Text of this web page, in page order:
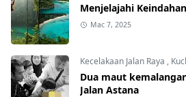
Menjelajahi
Mac 7, 2025
Kecelakaan Jalan Raya ,
Dua maut
Jalan Astana